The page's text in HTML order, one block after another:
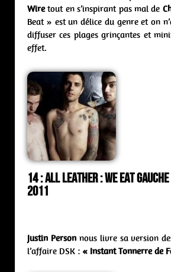
Wiretout en s’inspirant pas mal de
Beat » est un délice du genre et on
diffuser ces plages grinçantes et
effet.
14 : All Leather : we eat
2011
Justin Personnous livre sa version
l’affaire DSK : « Instant Tonnerre de